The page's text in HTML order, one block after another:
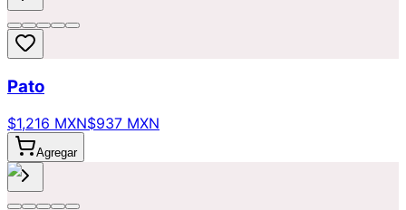
Pato
$1,216 MXN$937 MXN
Agregar